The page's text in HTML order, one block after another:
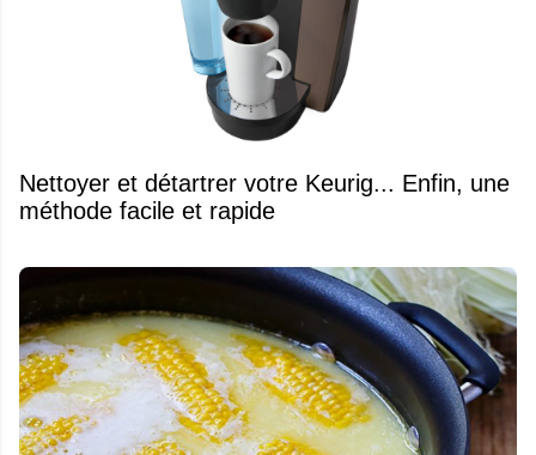
Nettoyer et détartrer votre Keurig... Enfin, une
méthode facile et rapide